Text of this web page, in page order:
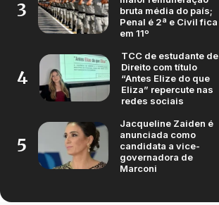
3
bruta média do país;
Penal é 2ª e Civil fica
em 11º
4
TCC de estudante de
Direito com título
“Antes Elize do que
Eliza” repercute nas
redes sociais
5
Jacqueline Zaiden é
anunciada como
candidata a vice-
governadora de
Marconi